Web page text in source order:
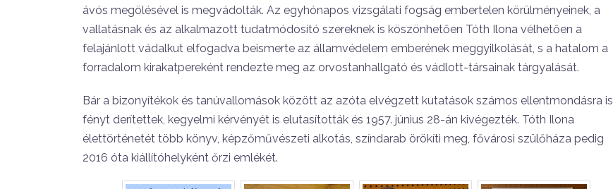
ávós megölésével is megvádolták. Az egyhónapos vizsgálati fogság embertelen körülményeinek, a
vallatásnak és az alkalmazott tudatmódosító szereknek is köszönhetően Tóth Ilona vélhetően a
felajánlott vádalkut elfogadva beismerte az államvédelem emberének meggyilkolását, s a hatalom a
forradalom kirakatpereként rendezte meg az orvostanhallgató és vádlott-társainak tárgyalását.
Bár a bizonyítékok és tanúvallomások között az azóta elvégzett kutatások számos ellentmondásra is
fényt derítettek, kegyelmi kérvényét is elutasították és 1957. június 28-án kivégezték. Tóth Ilona
élettörténetét több könyv, képzőművészeti alkotás, színdarab örökíti meg, fővárosi szülőháza pedig
2016 óta kiállítóhelyként őrzi emlékét.